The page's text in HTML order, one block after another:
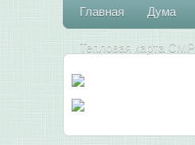
Главная Дума
Тепловая карта СМР